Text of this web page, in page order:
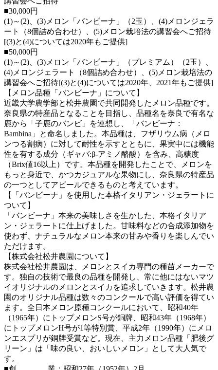
■30,000円
(1)～(2)、(3)メロン「バンビーナ」（2玉）、(4)メロンジェラ
ート（8個詰め合わせ）、(5)メロン栽培法の講習会へご招待
[(3)と(4)については2020年もご提供]
■50,000円
(1)～(2)、(3)メロン「バンビーナ」（プレミアム）（2玉）、
(4)メロンジェラート（8個詰め合わせ）、(5)メロン栽培法の
講習会へご招待[(3)と(4)については2020年、2021年もご提供]
【メロン品種「バンビーナ」について】
近畿大学農学部と松井農園で共同開発したメロン品種です。
奈良県の特産品となることを目指し、品種名を奈良で有名な
鹿から「子鹿のバンビ」を連想し、「バンビーナ：
Bambina」と命名しました。本品種は、フザリウム病（メロ
ンつる割病）に対して耐性を示すとともに、果実中には機能
性を有する成分（ギャバ:β-アミノ酪酸）を含み、高糖度
（Brix値16以上）です。本品種を開発したことで、メロンを
もっと身近で、かつカジュアルな果物にし、奈良県の特産品
の一つとしてアピールできるものと考えています。
【「バンビーナ」を使用した本格イタリアン・ジェラートに
ついて】
「バンビーナ」本来の美味しさを生かした、本格イタリア
ン・ジェラートに仕上げました。甘味料などの合成添加物を
使わず、ナチュラルなメロン本来の甘みや香りを楽しんでい
ただけます。
【株式会社松井農園について】
株式会社松井農園は、メロンとスイカ専門の種苗メーカーで
す。独自の技術で最良の品種を開発し、常に他にはないマツ
イオリジナルのメロンとスイカを追求していきます。松井農
園のオリジナル品種は数々のコンクールで高い評価を得てい
ます。全日本メロン原種コンクールにおいて、昭和40年
（1965年）にトップメロンS号が銅牌、昭和43年（1968年）
にトップメロンH号が1等特別賞、平成2年（1990年）にメロ
ンエスプリが銅牌受賞など。現在、主力メロン品種「肥後グ
リーン」は「味の良い、おいしいメロン」として大人気で
す。